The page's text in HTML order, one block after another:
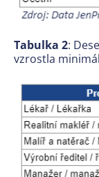
Tabulka 2:
vzrostla